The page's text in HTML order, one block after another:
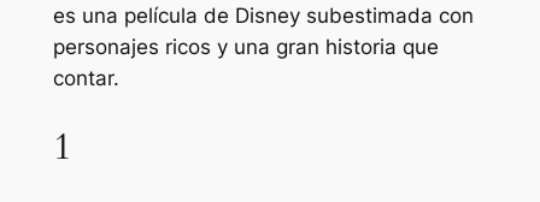
es una película de Disney subestimada con
personajes ricos y una gran historia que
contar.
1